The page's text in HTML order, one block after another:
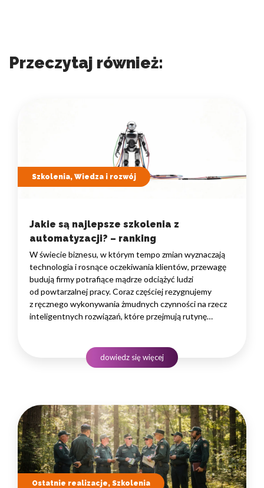
Przeczytaj również:
Szkolenia, Wiedza i rozwój
Jakie są najlepsze szkolenia z
automatyzacji? – ranking
W świecie biznesu, w którym tempo zmian wyznaczają
technologia i rosnące oczekiwania klientów, przewagę
budują firmy potrafiące mądrze odciążyć ludzi
od powtarzalnej pracy. Coraz częściej rezygnujemy
z ręcznego wykonywania żmudnych czynności na rzecz
inteligentnych rozwiązań, które przejmują rutynę
rozwojowego to decyzja strategiczna — wpływa
na wydajność zespołów,…
dowiedz się więcej
Ostatnie realizacje, Szkolenia